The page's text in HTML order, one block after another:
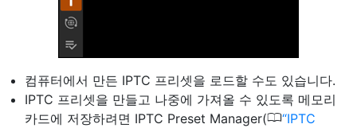
컴퓨터에서 만든 IPTC 프리셋을 로드할 수도 있습니다.
IPTC 프리셋을 만들고 나중에 가져올 수 있도록 메모리
카드에 저장하려면 IPTC Preset Manager(0 IPTC